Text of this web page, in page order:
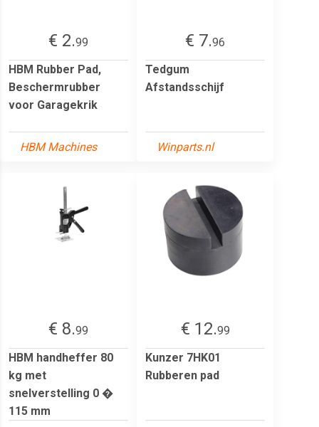
€ 2.99
HBM Rubber Pad,
Beschermrubber
voor Garagekrik
HBM Machines
€ 7.96
Tedgum
Afstandsschijf
Winparts.nl
€ 8.99
HBM handheffer 80
kg met
snelverstelling 0 �
115 mm
€ 12.99
Kunzer 7HK01
Rubberen pad